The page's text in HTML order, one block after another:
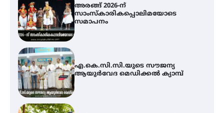
അരങ്ങ് 2026-ന്
സാംസ്കാരികപ്പൊലിമയോടെ
സമാപനം
എ.കെ.സി.സി.യുടെ സൗജന്യ
ആയുർവേദ മെഡിക്കൽ ക്യാമ്പ്